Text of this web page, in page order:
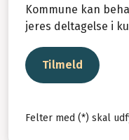
Kommune kan
jeres deltagelse i
Tilmeld
Felter med (*) skal